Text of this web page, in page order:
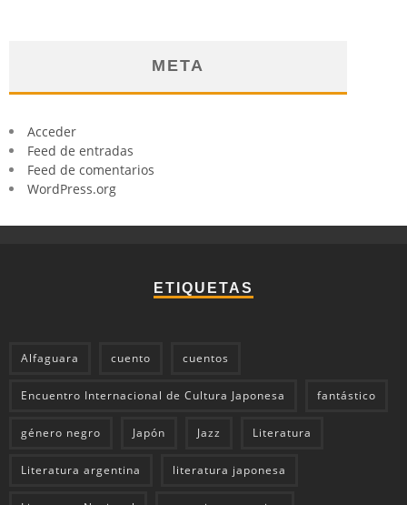
META
Acceder
Feed de entradas
Feed de comentarios
WordPress.org
ETIQUETAS
Alfaguara cuento cuentos
Encuentro Internacional de Cultura Japonesa fantástico
género negro Japón Jazz Literatura
Literatura argentina literatura japonesa